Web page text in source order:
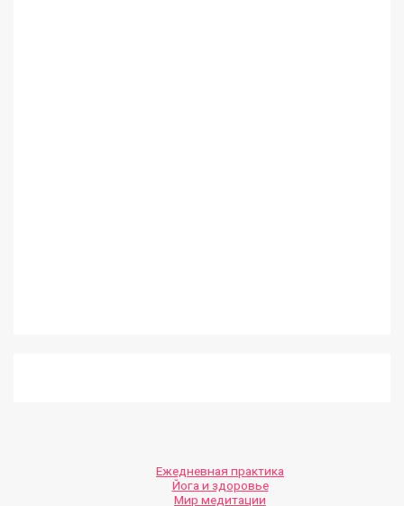
Ежедневная практика
Йога и здоровье
Мир медитации